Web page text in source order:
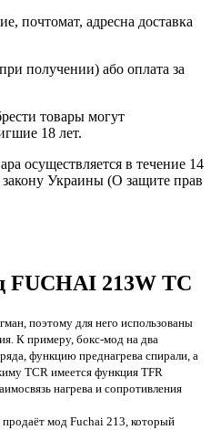
почтомат, адресна доставка
получении) або оплата за
товары могут
18 лет.
осуществляется в течение 14
Украины (О защите прав
FUCHAI 213W TC
поэтому для него использованы
К примеру, бокс-мод на два
функцию преднагрева спирали, а
TCR имеется функция TFR
нагрева и сопротивления
мод Fuchai 213, который